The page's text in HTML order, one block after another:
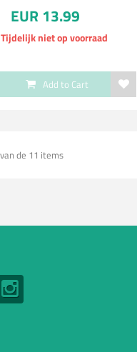
EUR 13.99
Tijdelijk niet op voorraad
Add to Cart
de 11 items